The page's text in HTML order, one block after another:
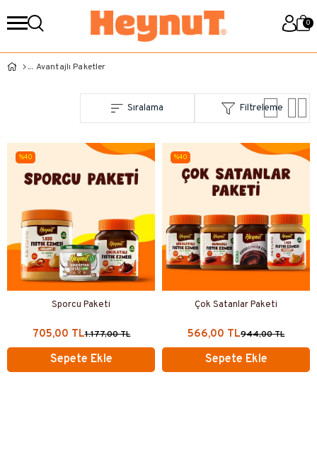
0
Avantajlı Paketler
Filtreleme
Sıralama
Sporcu Paketi
705,00 TL1.177,00 TL
Sepete Ekle
%40
Çok Satanlar Paketi
566,00 TL944,00 TL
Sepete Ekle
%40